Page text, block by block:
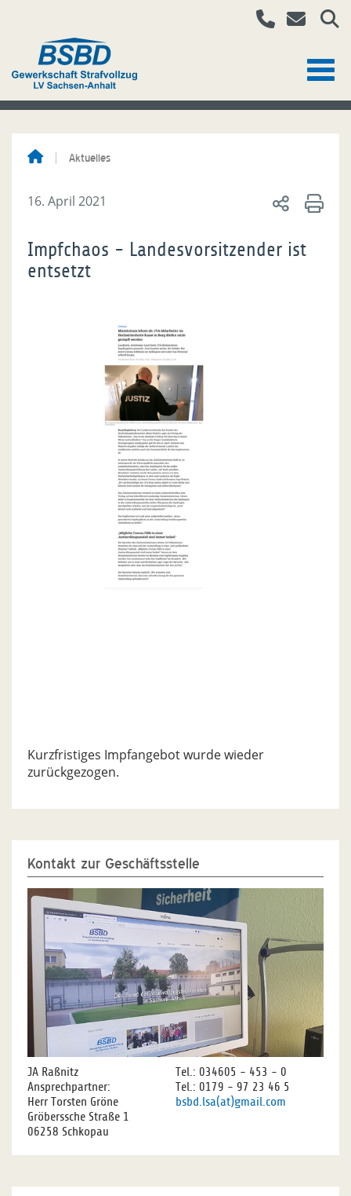
Aktuelles
16. April 2021
Impfchaos - Landesvorsitzender ist
entsetzt
Kurzfristiges Impfangebot wurde wieder
zurückgezogen.
Kontakt zur Geschäftsstelle
JA Raßnitz
Ansprechpartner:
Herr Torsten Gröne
Gröberssche Straße 1
06258 Schkopau
Tel.: 034605 - 453 - 0
Tel.: 0179 - 97 23 46 5
bsbd.lsa(at)gmail.com